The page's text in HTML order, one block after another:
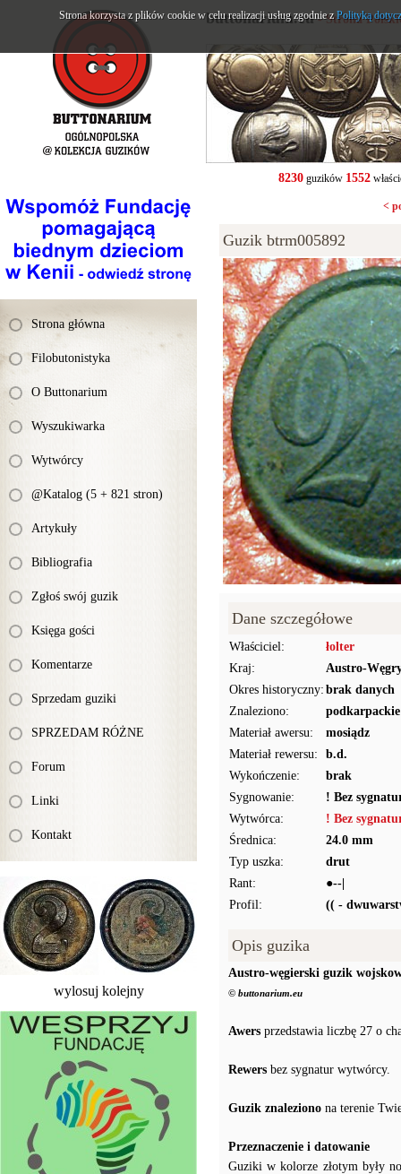
Strona główna
Filobutonistyka
O Buttonarium
Wyszukiwarka
Wytwórcy
@Katalog (5 + 821 stron)
Artykuły
Bibliografia
Zgłoś swój guzik
Księga gości
Komentarze
Sprzedam guziki
SPRZEDAM RÓŻNE
Forum
Linki
Kontakt
wylosuj kolejny
buttonarium.eu- Strona
8230guzików 1552
<
Guzik btrm005892
Dane szczegółowe
Właściciel:
łolter
Kraj:
Austro-
Okres historyczny: brak danych
Znaleziono:
podkarpackie
Materiał awersu:
mosiądz
Materiał rewersu:
b.d.
Wykończenie:
brak
Sygnowanie:
! Bez
Wytwórca:
! Bez
Średnica:
24.0 mm
Typ uszka:
drut
Rant:
●--|
Profil:
(( -
Opis guzika
Austro-węgierski guzik
© buttonarium.eu
Awers przedstawia liczbę 27 o
Rewers bez sygnatur wytwórcy.
Guzik znaleziono na terenie
Przeznaczenie i datowanie
Guziki w kolorze złotym były
Strona korzysta z plików cookie w celu realizacji usług zgodnie zPolityką